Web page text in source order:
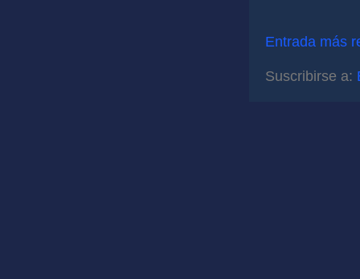
Entrada más
Suscribirse a: